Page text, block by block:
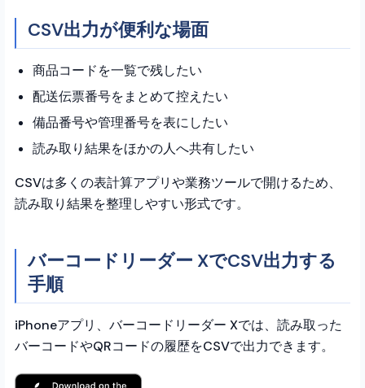
CSV出力が便利な場面
商品コードを一覧で残したい
配送伝票番号をまとめて控えたい
備品番号や管理番号を表にしたい
読み取り結果をほかの人へ共有したい
CSVは多くの表計算アプリや業務ツールで開けるため、
読み取り結果を整理しやすい形式です。
バーコードリーダー XでCSV出力する
手順
iPhoneアプリ、バーコードリーダー Xでは、読み取った
バーコードやQRコードの履歴をCSVで出力できます。